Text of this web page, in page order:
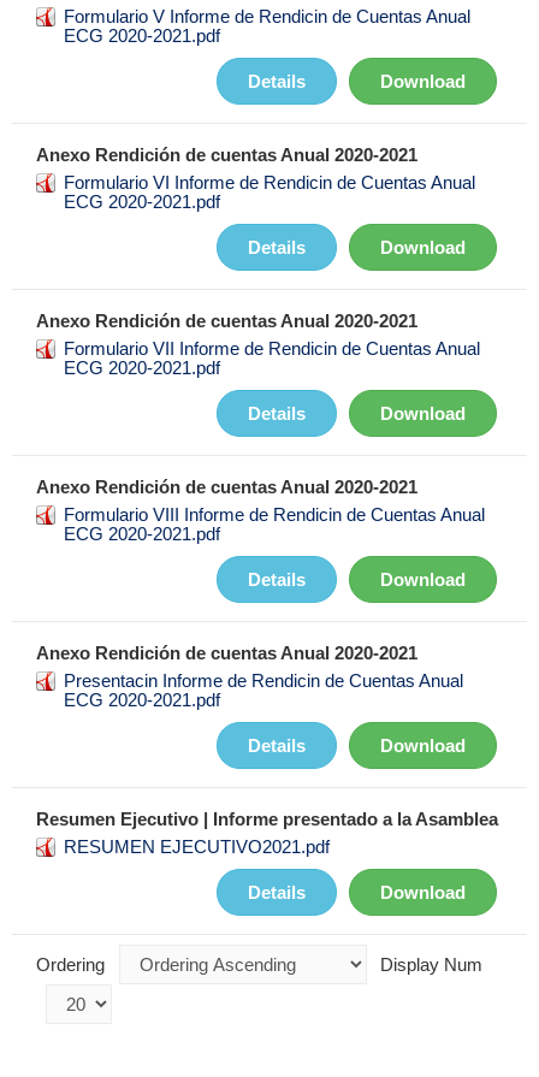
Formulario V Informe de Rendicin de Cuentas Anual
ECG 2020-2021.pdf
Download
Details
Anexo Rendición de cuentas Anual 2020-2021
Formulario VI Informe de Rendicin de Cuentas Anual
ECG 2020-2021.pdf
Download
Details
Anexo Rendición de cuentas Anual 2020-2021
Formulario VII Informe de Rendicin de Cuentas Anual
ECG 2020-2021.pdf
Download
Details
Anexo Rendición de cuentas Anual 2020-2021
Formulario VIII Informe de Rendicin de Cuentas Anual
ECG 2020-2021.pdf
Download
Details
Anexo Rendición de cuentas Anual 2020-2021
Presentacin Informe de Rendicin de Cuentas Anual
ECG 2020-2021.pdf
Download
Details
Resumen Ejecutivo | Informe presentado a la Asamblea
RESUMEN EJECUTIVO2021.pdf
Download
Details
Ordering Display Num